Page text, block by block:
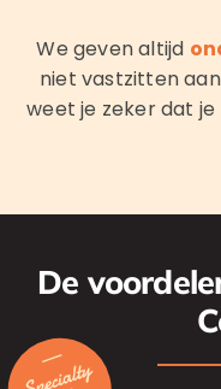
We geven altijd
niet vastzitten
weet je zeker dat
De